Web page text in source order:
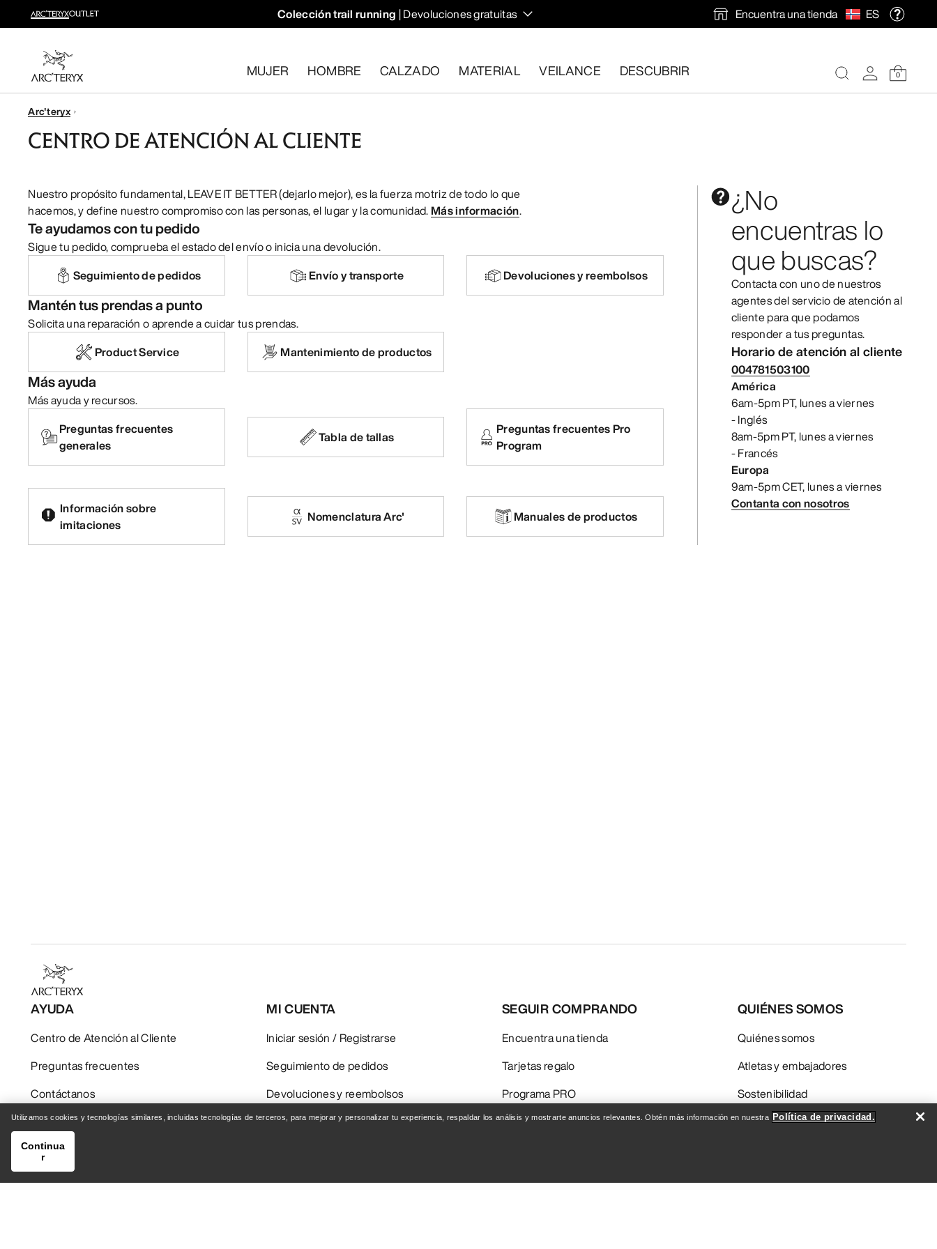
Colección trail running | Devoluciones gratuitas Encuentra una tienda
ES
Crea un kit completo para trail running
Comprar Mujer
Devoluciones gratuitas
¿Has cambiado de opinión? Devuelve los artículos que cumplan los requisitos en el plazo de 30 días.
MUJER HOMBRE CALZADO MATERIAL VEILANCE DESCUBRIR 0
Arc'teryx
CENTRO DE ATENCIÓN AL CLIENTE
Nuestro propósito fundamental, LEAVE IT BETTER (dejarlo mejor), es la fuerza motriz de todo lo que
hacemos, y define nuestro compromiso con las personas, el lugar y la comunidad. Más información.
Te ayudamos con tu pedido
Sigue tu pedido, comprueba el estado del envío o inicia una devolución.
Seguimiento de pedidos
Envío y transporte Devoluciones y reembolsos
Mantén tus prendas a punto
Solicita una reparación o aprende a cuidar tus prendas.
Product Service
Mantenimiento de productos
Más ayuda
Más ayuda y recursos.
Preguntas frecuentes
generales
Tabla de tallas
Preguntas frecuentes Pro
Program
Información sobre
imitaciones
Nomenclatura Arc' Manuales de productos
¿No
encuentras lo
que buscas?
Contacta con uno de nuestros
agentes del servicio de atención al
cliente para que podamos
responder a tus preguntas.
Horario de atención al cliente
004781503100
América
6am-5pm PT, lunes a viernes
- Inglés
8am-5pm PT, lunes a viernes
- Francés
Europa
9am-5pm CET, lunes a viernes
Contanta con nosotros
AYUDA
Centro de Atención al Cliente
Preguntas frecuentes
Contáctanos
Envío y entrega
MI CUENTA
Iniciar sesión / Registrarse
Seguimiento de pedidos
Devoluciones y reembolsos
Cuidado del producto
SEGUIR COMPRANDO
Encuentra una tienda
Tarjetas regalo
Programa PRO
Instala la app
QUIÉNES SOMOS
Quiénes somos
Atletas y embajadores
Sostenibilidad
Empleo
Utilizamos cookies y tecnologías similares, incluidas tecnologías de terceros, para mejorar y personalizar tu experiencia, respaldar los análisis y mostrarte anuncios relevantes. Obtén más información en nuestra Política de privacidad.
Continua
r